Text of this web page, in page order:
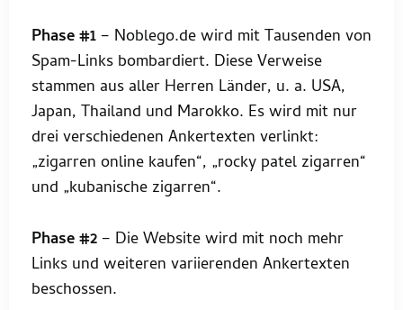
Phase #1 – Noblego.de wird mit Tausenden von
Spam-Links bombardiert. Diese Verweise
stammen aus aller Herren Länder, u. a. USA,
Japan, Thailand und Marokko. Es wird mit nur
drei verschiedenen Ankertexten verlinkt:
„zigarren online kaufen“, „rocky patel zigarren“
und „kubanische zigarren“.
Phase #2 – Die Website wird mit noch mehr
Links und weiteren variierenden Ankertexten
beschossen.